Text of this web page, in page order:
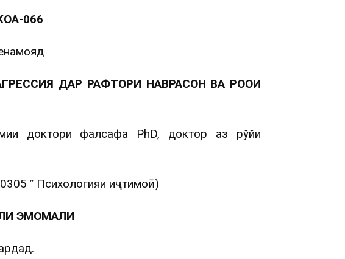
066
ДАР РАФТОРИ НАВРАСОН ВА РОҲҲОИ
доктори фалсафа PhD, доктор аз рўйи
‟ Психологияи иҷтимоӣ)
ЭМОМАЛИ